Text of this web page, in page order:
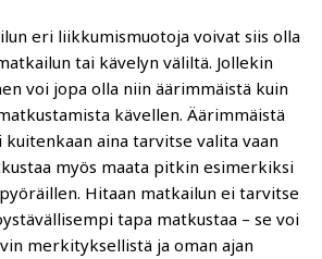
eri liikkumismuotoja voivat siis olla
tai kävelyn väliltä. Jollekin
voi jopa olla niin äärimmäistä kuin
kävellen. Äärimmäistä
aina tarvitse valita vaan
myös maata pitkin esimerkiksi
Hitaan matkailun ei tarvitse
tapa matkustaa – se voi
merkityksellistä ja oman ajan